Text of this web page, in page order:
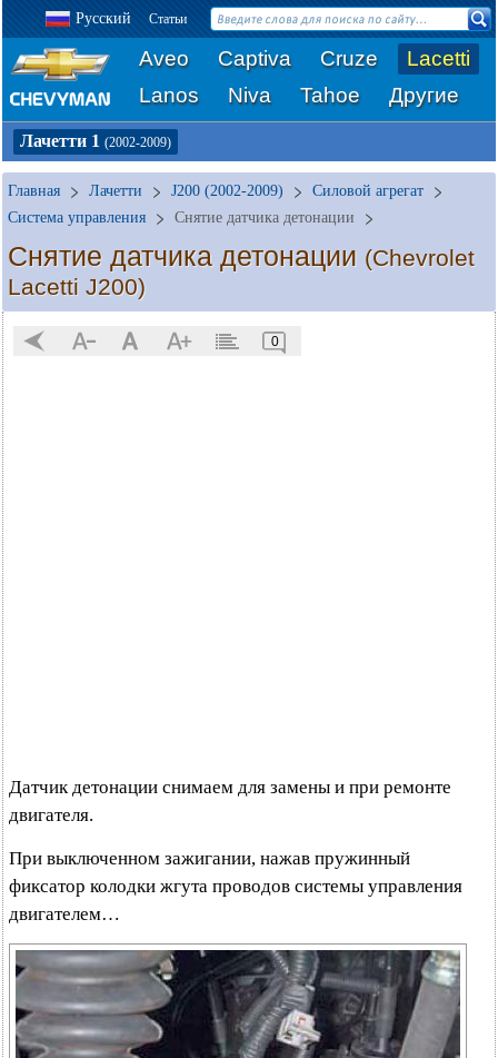
Русский Статьи
Aveo Captiva Cruze
Lacetti
Lanos
Niva Tahoe Другие
Лачетти 1 (2002-2009)
Главная Лачетти J200 (2002-2009)
Силовой агрегат
Система управления
Снятие датчика детонации
Снятие датчика детонации (Chevrolet
Lacetti J200)
0
Датчик детонации снимаем для замены и при ремонте
двигателя.
При выключенном зажигании, нажав пружинный
фиксатор колодки жгута проводов системы управления
двигателем…